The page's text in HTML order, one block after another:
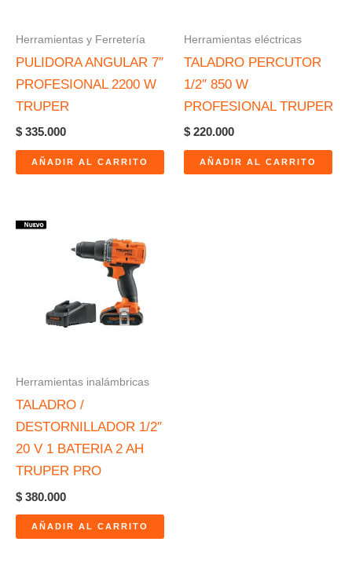
Herramientas y Ferretería
PULIDORA ANGULAR 7″
PROFESIONAL 2200 W
TRUPER
$ 335.000
AÑADIR AL CARRITO
Herramientas eléctricas
TALADRO PERCUTOR
1/2″ 850 W
PROFESIONAL TRUPER
$ 220.000
AÑADIR AL CARRITO
Herramientas inalámbricas
TALADRO /
DESTORNILLADOR 1/2″
20 V 1 BATERIA 2 AH
TRUPER PRO
$ 380.000
AÑADIR AL CARRITO